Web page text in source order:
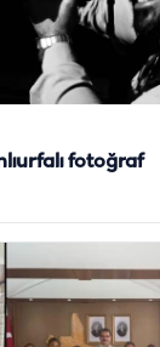
fotoğraf